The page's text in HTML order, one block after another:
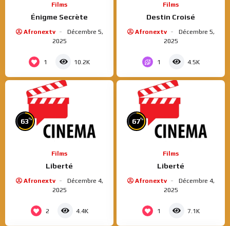
Films
Énigme Secrète
Afronextv
Décembre 5,
2025
1 10.2K
Films
Destin Croisé
Afronextv
Décembre 5,
2025
1 4.5K
63%
Films
Liberté
Afronextv
Décembre 4,
2025
2 4.4K
67%
Films
Liberté
Afronextv
Décembre 4,
2025
1 7.1K